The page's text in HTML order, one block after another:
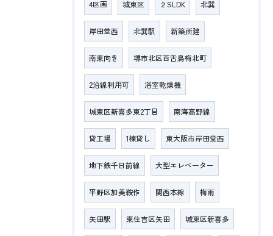
4区画 城東区 ２SLDK 北巽
岸田堂西 北巽駅 新築所建
南東向き 堺市北区百舌鳥梅北町
2沿線利用可 浴室乾燥機
城東区新喜多東2丁目 南海高野線
貸工場 1棟貸し 東大阪市岸田堂西
地下鉄千日前線 大型エレベーター
平野区加美鞍作 関西本線 梅雨
矢田駅 東住吉区矢田 城東区新喜多